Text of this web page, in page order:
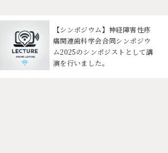
【シンポジウム】神経障害性疼
痛関連歯科学会合同シンポジウ
ム2025のシンポジストとして講
演を行いました。